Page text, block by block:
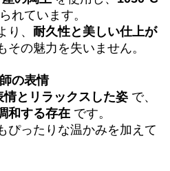
れています。
、 耐久性と美しい仕上が
その魅力を失いません。
の表情
情とリラックスした姿 で、
和する存在 です。
ぴったりな温かみを加えて